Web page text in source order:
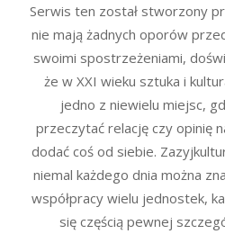
Serwis ten został stworzony
nie mają żadnych oporów
swoimi spostrzeżeniami,
że w XXI wieku sztuka i
jedno z niewielu miejsc,
przeczytać relację czy opinię
dodać coś od siebie.
niemal każdego dnia można
współpracy wielu jednostek,
się częścią pewnej